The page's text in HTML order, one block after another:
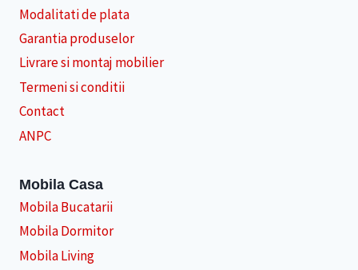
Modalitati de plata
Garantia produselor
Livrare si montaj mobilier
Termeni si conditii
Contact
ANPC
Mobila Casa
Mobila Bucatarii
Mobila Dormitor
Mobila Living